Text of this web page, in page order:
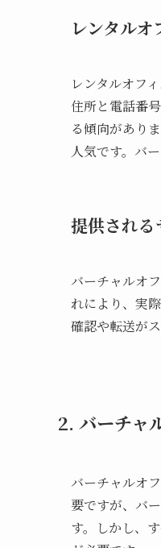
レンタル
レンタルオフ
住所と電話番
る傾向があり
人気です。バ
提供され
バーチャルオ
れにより、実
確認や転送が
2. バーチャ
バーチャルオ
要ですが、バ
す。しかし、